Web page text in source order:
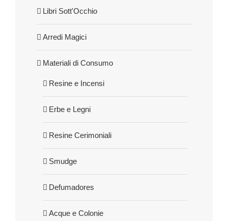
Libri Sott'Occhio
Arredi Magici
Materiali di Consumo
Resine e Incensi
Erbe e Legni
Resine Cerimoniali
Smudge
Defumadores
Acque e Colonie